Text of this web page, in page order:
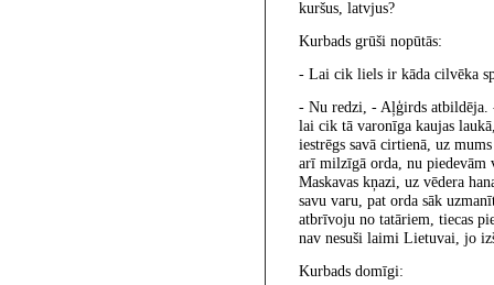
kuršus, latvjus?
Kurbads grūši nopūtās:
- Lai cik liels ir kāda cilvēka
- Nu redzi, - Aļģirds atbildēja.
lai cik tā varonīga kaujas
iestrēgs savā cirtienā, uz
arī milzīgā orda, nu
Maskavas kņazi, uz vēdera
savu varu, pat orda sāk
atbrīvoju no tatāriem, tiecas
nav nesuši laimi Lietuvai, jo
Kurbads domīgi: